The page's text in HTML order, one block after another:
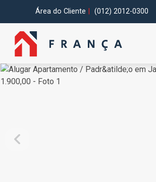
Área do Cliente (012) 2012-0300